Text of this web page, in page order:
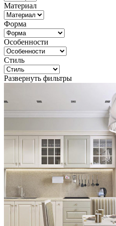
Материал
Форма
Особенности
Стиль
Развернуть фильтры